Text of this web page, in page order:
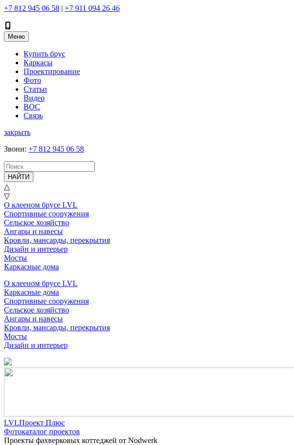
+7 812 945 06 58 | +7 911 094 26 46
Меню
Купить брус
Каркасы
Проектирование
Фото
Статьи
Видео
ВОС
Связь
закрыть
Звони: +7 812 945 06 58
НАЙТИ
△
▽
О клееном брусе LVL
Спортивные сооружения
Сельское хозяйство
Ангары и навесы
Кровли, мансарды, перекрытия
Дизайн и интерьер
Мосты
Каркасные дома
О клееном брусе LVL
Каркасные дома
Спортивные сооружения
Сельское хозяйство
Ангары и навесы
Кровли, мансарды, перекрытия
Мосты
Дизайн и интерьер
LVLПроект Плюс
Фотокаталог проектов
Проекты фахверковых коттеджей от Nodwerk